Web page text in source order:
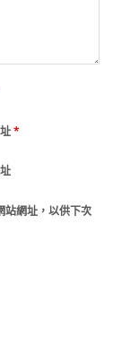
*
站網址，以供下次